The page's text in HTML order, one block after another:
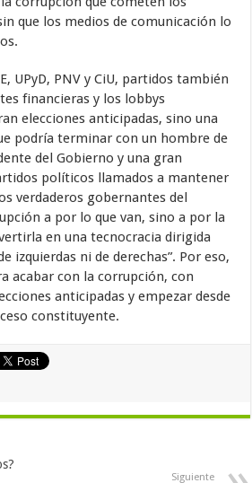
que los medios de comunicación lo
UPyD, PNV y CiU, partidos también
financieras y los lobbys
elecciones anticipadas, sino una
podría terminar con un hombre de
del Gobierno y una gran
políticos llamados a mantener
verdaderos gobernantes del
a por lo que van, sino a por la
en una tecnocracia dirigida
izquierdas ni de derechas”. Por eso,
acabar con la corrupción, con
anticipadas y empezar desde
constituyente.
Siguiente